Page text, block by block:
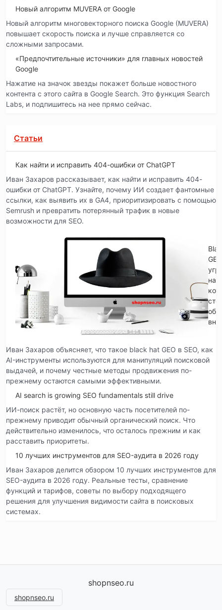
Новый алгоритм MUVERA от Google
Новый алгоритм многовекторного поиска Google (MUVERA)
повышает скорость поиска и лучше справляется со
сложными запросами.
«Предпочтительные источники» для главных новостей
Google
Нажатие на значок звезды покажет больше новостного
контента с этого сайта в Google Search. Это функция Search
Labs, и подпишитесь на нее прямо сейчас.
Статьи
Как найти и исправить 404-ошибки от ChatGPT
Иван Захаров рассказывает, как найти и исправить 404-
ошибки от ChatGPT. Узнайте, почему ИИ создает фантомные
ссылки, как выявить их в GA4, приоритизировать с помощью
Semrush и превратить потерянный трафик в новые
возможности для SEO.
на
Иван Захаров объясняет, что такое black hat GEO в SEO, как
AI-инструменты используются для манипуляций поисковой
выдачей, и почему честные методы продвижения по-
прежнему остаются самыми эффективными.
AI search is growing SEO fundamentals still drive
ИИ-поиск растёт, но основную часть посетителей по-
прежнему приводит обычный органический поиск. Что
действительно изменилось, что осталось прежним и как
расставить приоритеты.
10 лучших инструментов для SEO-аудита в 2026 году
Иван Захаров делится обзором 10 лучших инструментов для
SEO-аудита в 2026 году. Реальные тесты, сравнение
функций и тарифов, советы по выбору подходящего
решения для улучшения видимости сайта в поисковых
системах.
shopnseo.ru
shopnseo.ru